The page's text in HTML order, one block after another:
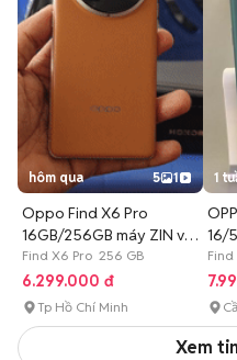
hôm qua 5 1
Oppo Find X6 Pro
16GB/256GB máy ZIN và
đủ ChứcNăng
Find X6 Pro 256 GB
6.299.000 đ
Tp Hồ Chí Minh
1
16/
SHIP
Find
Xem